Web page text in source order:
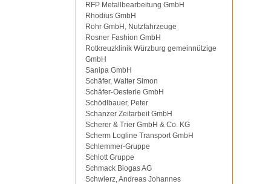
RFP Metallbearbeitung GmbH
Rhodius GmbH
Rohr GmbH, Nutzfahrzeuge
Rosner Fashion GmbH
Rotkreuzklinik Würzburg gemeinnützige
GmbH
Sanipa GmbH
Schäfer, Walter Simon
Schäfer-Oesterle GmbH
Schödlbauer, Peter
Schanzer Zeitarbeit GmbH
Scherer & Trier GmbH & Co. KG
Scherm Logline Transport GmbH
Schlemmer-Gruppe
Schlott Gruppe
Schmack Biogas AG
Schwierz, Andreas Johannes